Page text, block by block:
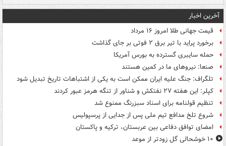
آخرین اخبار
قیمت جهانی طلا امروز ۱۶ مرداد
برخورد پراید با تیر برق ۲ فوتی بر جای گذاشت
حمله سایبری گسترده به بورس آمریکا
صنعا: نیروهای ما در کمین‌ هستند
تلگراف: جنگ علیه ایران ممکن است به یکی از اشتباهات تاریخ تبدیل شود
کپلر: این هفته ۲۷ نفتکش و شناور از تنگه هرمز عبور کردند
تنظیم قولنامه برای اسناد سبزرنگ ممنوع شد
شروع تلخ مدافع تیم ملی پس از جدایی از پرسپولیس
امضای توافق دفاعی بین عربستان، ترکیه و پاکستان
۱۰ خوشحالی گل زودتر از موعد